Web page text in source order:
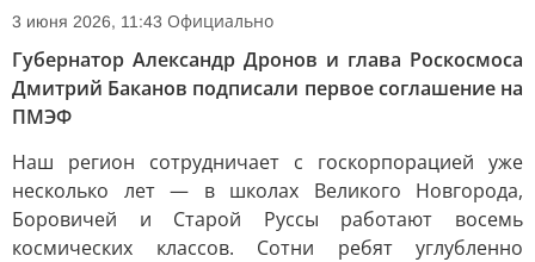
3 июня 2026, 11:43 Официально
Губернатор Александр Дронов и глава Роскосмоса
Дмитрий Баканов подписали первое соглашение на
ПМЭФ
Наш регион сотрудничает с госкорпорацией уже
несколько лет — в школах Великого Новгорода,
Боровичей и Старой Руссы работают восемь
космических классов. Сотни ребят углубленно